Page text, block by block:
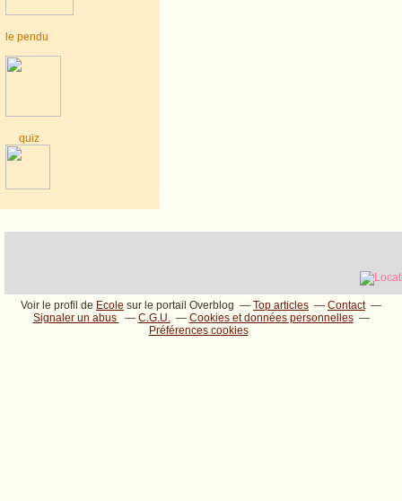
le pendu
quiz
Voir le profil de Ecole sur le portail Overblog Top articles
Contact
Signaler un abus
C.G.U.
Cookies et données personnelles
Préférences cookies